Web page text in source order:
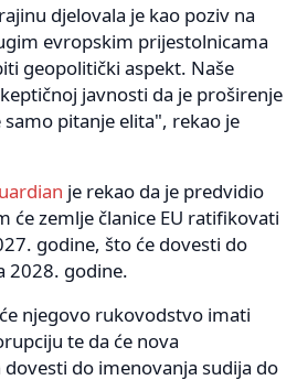
djelovala je kao poziv na
evropskim prijestolnicama
geopolitički aspekt. Naše
javnosti da je proširenje
pitanje elita", rekao je
je rekao da je predvidio
će zemlje članice EU ratifikovati
godine, što će dovesti do
2028. godine.
njegovo rukovodstvo imati
te da će nova
do imenovanja sudija do